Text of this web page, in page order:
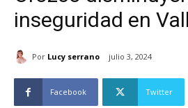
inseguridad en
Por Lucy serrano julio 3, 2024
Facebook Twitter